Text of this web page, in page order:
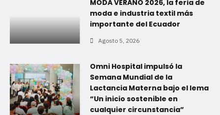
MODA VERANO 2026, la feria de
moda e industria textil más
importante del Ecuador
Agosto 5, 2026
Omni Hospital impulsó la
Semana Mundial de la
Lactancia Materna bajo el lema
“Un inicio sostenible en
cualquier circunstancia”